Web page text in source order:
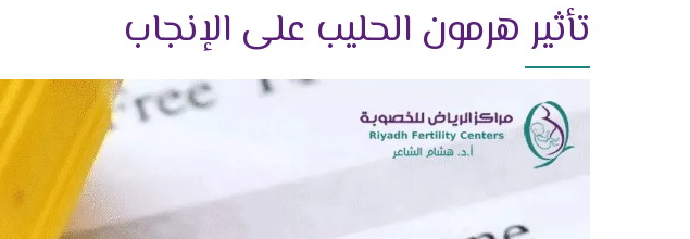
تأثير هرمون الحليب على الإنجاب